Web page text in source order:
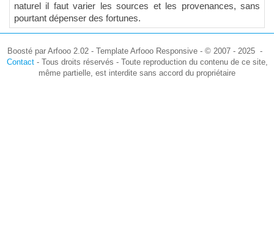
naturel il faut varier les sources et les provenances, sans
pourtant dépenser des fortunes.
Boosté par Arfooo 2.02 - Template Arfooo Responsive - © 2007 - 2025 -
Contact- Tous droits réservés - Toute reproduction du contenu de ce site,
même partielle, est interdite sans accord du propriétaire